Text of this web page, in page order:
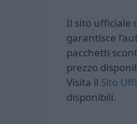
Il sito ufficiale
garantisce
pacchetti
prezzo
Visita il Sito
disponibili.